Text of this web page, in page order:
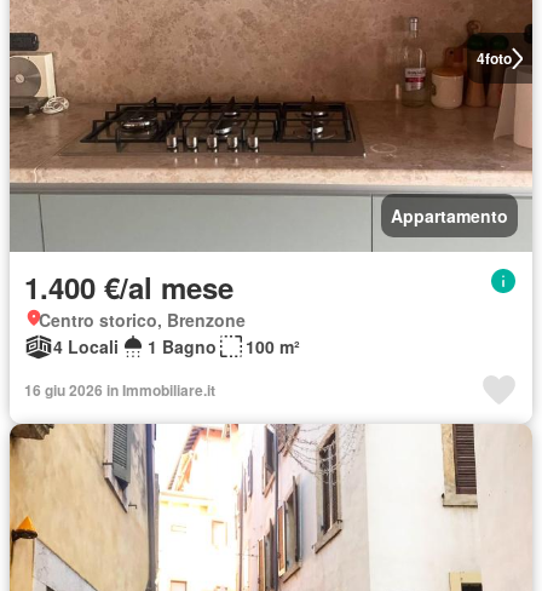
4foto
Appartamento
1.400 €/al mese
Centro storico, Brenzone
4 Locali
1 Bagno 100 m²
16 giu 2026 in Immobiliare.it